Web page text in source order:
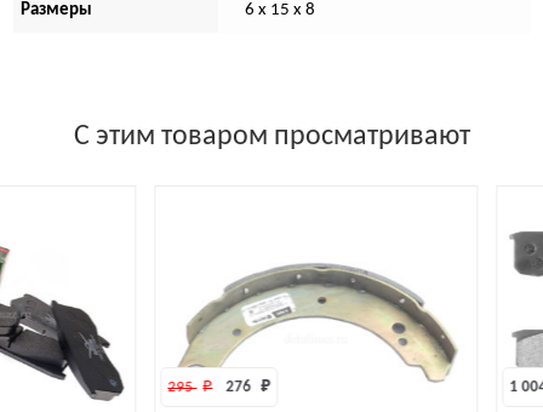
Размеры 6 х 15 х 8
С этим товаром просматривают
276